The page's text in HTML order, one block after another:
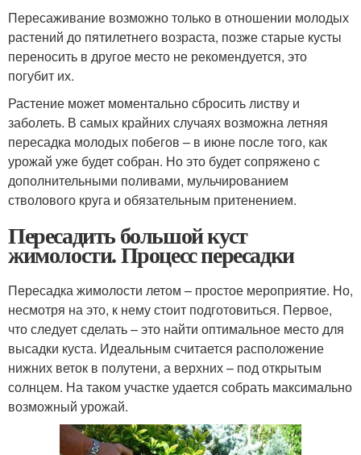
Пересаживание возможно только в отношении молодых
растений до пятилетнего возраста, позже старые кусты
переносить в другое место не рекомендуется, это
погубит их.
Растение может моментально сбросить листву и
заболеть. В самых крайних случаях возможна летняя
пересадка молодых побегов – в июне после того, как
урожай уже будет собран. Но это будет сопряжено с
дополнительными поливами, мульчированием
стволового круга и обязательным притенением.
Пересадить большой куст
жимолости. Процесс пересадки
Пересадка жимолости летом – простое мероприятие. Но,
несмотря на это, к нему стоит подготовиться. Первое,
что следует сделать – это найти оптимальное место для
высадки куста. Идеальным считается расположение
нижних веток в полутени, а верхних – под открытым
солнцем. На таком участке удается собрать максимально
возможный урожай.